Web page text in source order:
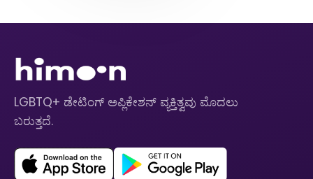
LGBTQ+ ಡೇಟಿಂಗ್ ಅಪ್ಲಿಕೇಶನ್ ವ್ಯಕ್ತಿತ್ವವು ಮೊದಲು
ಬರುತ್ತದೆ.